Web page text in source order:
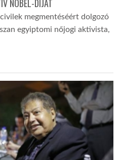
NOBEL-DÍJAT
megmentéséért dolgozó
egyiptomi nőjogi aktivista,